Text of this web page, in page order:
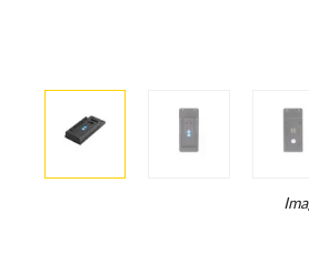
More
info